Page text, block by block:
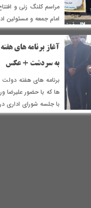
مراسم کلنگ زنی و
امام جمعه و مسئولین
آغاز برنامه های
به سردشت +‌ عکس
برنامه های هفته دولت
ها که با حضور علیرضا
با جلسه شورای اداری